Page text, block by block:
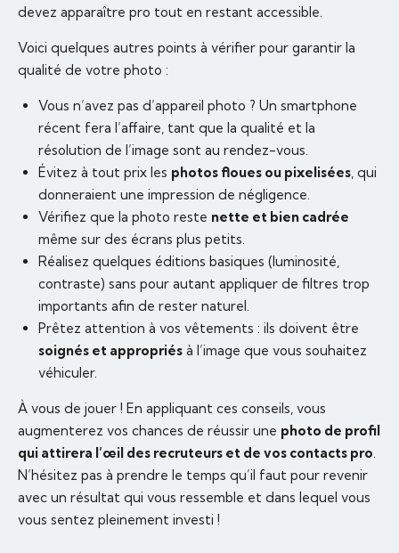
devez apparaître pro tout en restant accessible.
Voici quelques autres points à vérifier pour garantir la
qualité de votre photo :
Vous n’avez pas d’appareil photo ? Un smartphone
récent fera l’affaire, tant que la qualité et la
résolution de l’image sont au rendez-vous.
Évitez à tout prix les photos floues ou pixelisées, qui
donneraient une impression de négligence.
Vérifiez que la photo reste nette et bien cadrée
même sur des écrans plus petits.
Réalisez quelques éditions basiques (luminosité,
contraste) sans pour autant appliquer de filtres trop
importants afin de rester naturel.
Prêtez attention à vos vêtements : ils doivent être
soignés et appropriésà l’image que vous souhaitez
véhiculer.
À vous de jouer ! En appliquant ces conseils, vous
augmenterez vos chances de réussir une photo de profil
qui attirera l’œil des recruteurs et de vos contacts pro.
N’hésitez pas à prendre le temps qu’il faut pour revenir
avec un résultat qui vous ressemble et dans lequel vous
vous sentez pleinement investi !